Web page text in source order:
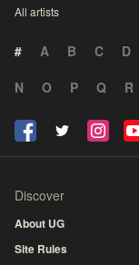
All artists
# A B C D
N
O P Q R
Discover
About UG
Site Rules